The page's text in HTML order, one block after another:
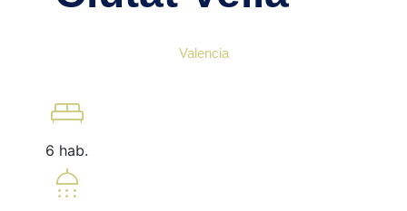
Valencia
king_bed
6 hab.
shower